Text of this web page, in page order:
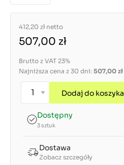
412,20 zł netto
507,00 zł
Brutto z VAT 23%
Najniższa cena z 30 dni: 507,00 zł
Dodaj do koszyka
Dostępny
3 sztuk
Dostawa
Zobacz szczegóły